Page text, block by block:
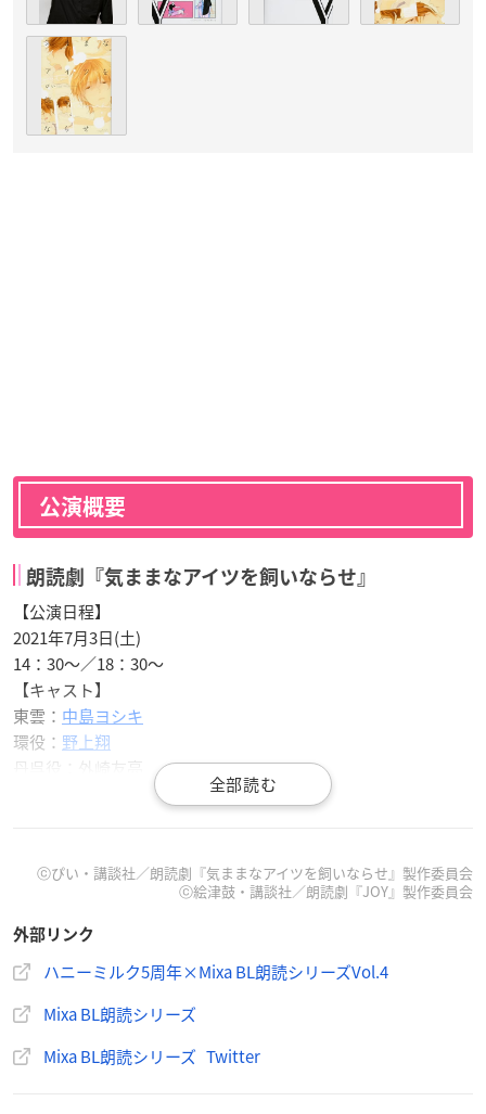
公演概要
朗読劇『気ままなアイツを飼いならせ』
【公演日程】
2021年7月3日(土)
14：30～／18：30～
【キャスト】
東雲： 中島ヨシキ
環役： 野上翔
丹呉役：外崎友亮
14：30～／18：30～
阿久根勇亮役：小笠原仁
岡崎豪役：佐香智久
桝山響役：濱健人
ⓒぴい・講談社／朗読劇『気ままなアイツを飼いならせ』製作委員会
ⓒ絵津鼓・講談社／朗読劇『JOY』製作委員会
外部リンク
ハニーミルク5周年×Mixa BL朗読シリーズVol.4
Mixa BL朗読シリーズ
Mixa BL朗読シリーズ Twitter